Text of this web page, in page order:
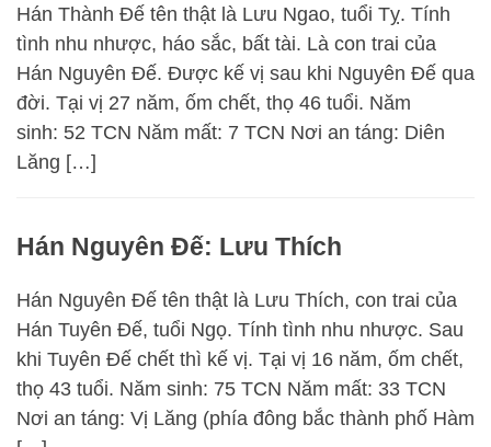
Hán Thành Đế tên thật là Lưu Ngao, tuổi Tỵ. Tính
tình nhu nhược, háo sắc, bất tài. Là con trai của
Hán Nguyên Đế. Được kế vị sau khi Nguyên Đế qua
đời. Tại vị 27 năm, ốm chết, thọ 46 tuổi. Năm
sinh: 52 TCN Năm mất: 7 TCN Nơi an táng: Diên
Lăng […]
Hán Nguyên Đế: Lưu Thích
Hán Nguyên Đế tên thật là Lưu Thích, con trai của
Hán Tuyên Đế, tuổi Ngọ. Tính tình nhu nhược. Sau
khi Tuyên Đế chết thì kế vị. Tại vị 16 năm, ốm chết,
thọ 43 tuổi. Năm sinh: 75 TCN Năm mất: 33 TCN
Nơi an táng: Vị Lăng (phía đông bắc thành phố Hàm